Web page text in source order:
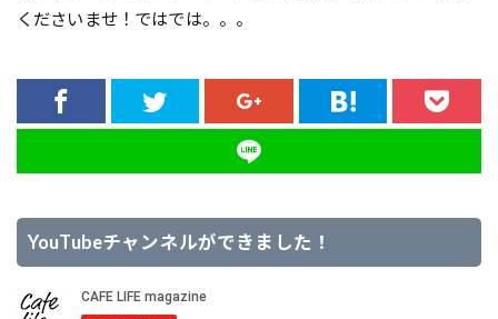
くださいませ！ではでは。。。
YouTubeチャンネルができました！